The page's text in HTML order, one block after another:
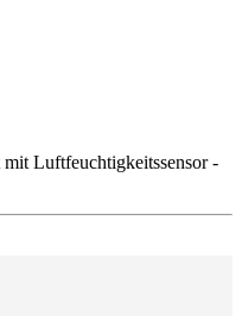
Luftfeuchtigkeitssensor -